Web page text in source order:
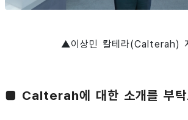
▲이상민 칼테라(Calterah)
■ Calterah에 대한 소개를 부탁